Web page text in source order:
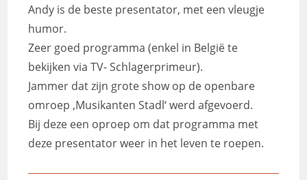
Andy is de beste presentator, met een vleugje
humor.
Zeer goed programma (enkel in België te
bekijken via TV- Schlagerprimeur).
Jammer dat zijn grote show op de openbare
omroep ‚Musikanten Stadl‘ werd afgevoerd.
Bij deze een oproep om dat programma met
deze presentator weer in het leven te roepen.